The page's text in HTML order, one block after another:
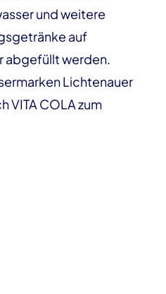
und weitere
auf
abgefüllt werden.
Lichtenauer
VITA COLA zum